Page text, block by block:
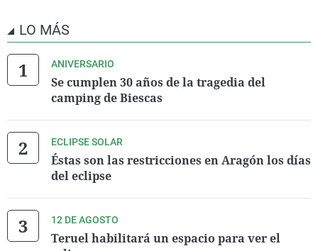
LO MÁS
ANIVERSARIO
Se cumplen 30 años de la tragedia del
camping de Biescas
ECLIPSE SOLAR
Éstas son las restricciones en Aragón los días
del eclipse
12 DE AGOSTO
Teruel habilitará un espacio para ver el